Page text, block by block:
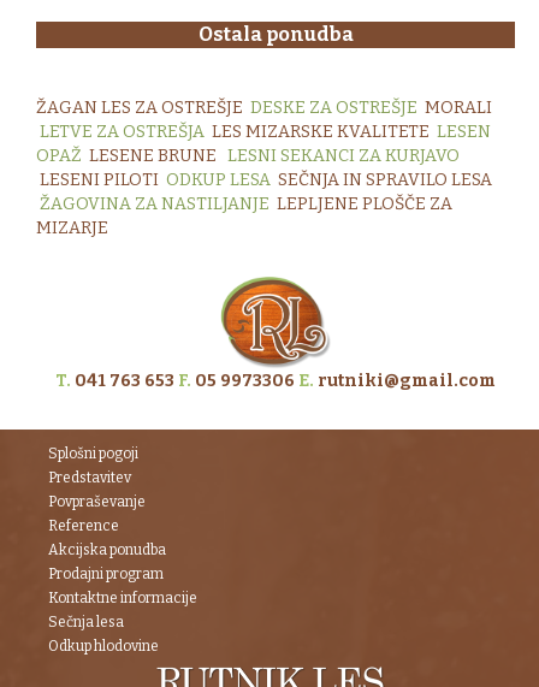
Ostala ponudba
ŽAGAN LES ZA OSTREŠJE DESKE ZA OSTREŠJE MORALI
LETVE ZA OSTREŠJA LES MIZARSKE KVALITETE LESEN
OPAŽ LESENE BRUNE LESNI SEKANCI ZA KURJAVO
LESENI PILOTI ODKUP LESA SEČNJA IN SPRAVILO LESA
ŽAGOVINA ZA NASTILJANJE LEPLJENE PLOŠČE ZA
MIZARJE
T. 041 763 653 F. 05 9973306 E. rutniki@gmail.com
Splošni pogoji
Predstavitev
Povpraševanje
Reference
Akcijska ponudba
Prodajni program
Kontaktne informacije
Sečnja lesa
Odkup hlodovine